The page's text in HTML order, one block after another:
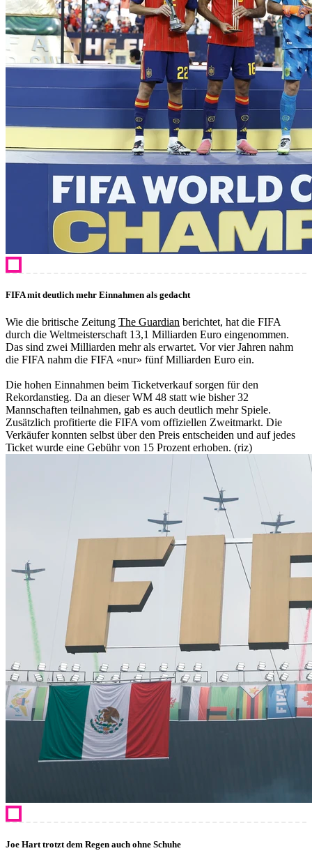
FIFA mit deutlich mehr Einnahmen als gedacht
Wie die britische Zeitung The Guardian berichtet, hat die FIFA
durch die Weltmeisterschaft 13,1 Milliarden Euro eingenommen.
Das sind zwei Milliarden mehr als erwartet. Vor vier Jahren nahm
die FIFA nahm die FIFA «nur» fünf Milliarden Euro ein.
Die hohen Einnahmen beim Ticketverkauf sorgen für den
Rekordanstieg. Da an dieser WM 48 statt wie bisher 32
Mannschaften teilnahmen, gab es auch deutlich mehr Spiele.
Zusätzlich profitierte die FIFA vom offiziellen Zweitmarkt. Die
Verkäufer konnten selbst über den Preis entscheiden und auf jedes
Ticket wurde eine Gebühr von 15 Prozent erhoben. (riz)
Joe Hart trotzt dem Regen auch ohne Schuhe